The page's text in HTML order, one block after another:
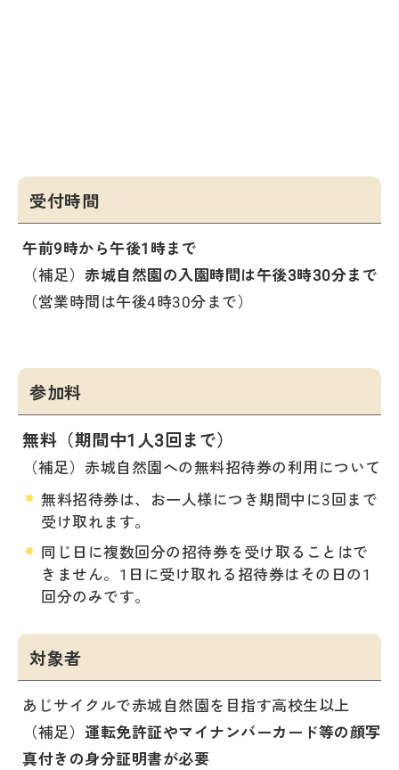
受付時間
午前9時から午後1時まで
（補足）赤城自然園の入園時間は午後3時30分まで
（営業時間は午後4時30分まで）
参加料
無料（期間中1人3回まで）
（補足）赤城自然園への無料招待券の利用について
無料招待券は、お一人様につき期間中に3回まで
受け取れます。
同じ日に複数回分の招待券を受け取ることはで
きません。1日に受け取れる招待券はその日の1
回分のみです。
対象者
あじサイクルで赤城自然園を目指す高校生以上
（補足） 運転免許証やマイナンバーカード等の顔写
真付きの身分証明書が必要